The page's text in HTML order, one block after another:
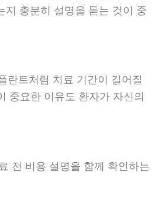
충분히 설명을 듣는 것이 중
란트처럼 치료 기간이 길어질
중요한 이유도 환자가 자신의
전 비용 설명을 함께 확인하는